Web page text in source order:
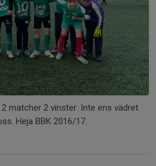
matcher 2 vinster. Inte ens vädret
Heja BBK 2016/17.